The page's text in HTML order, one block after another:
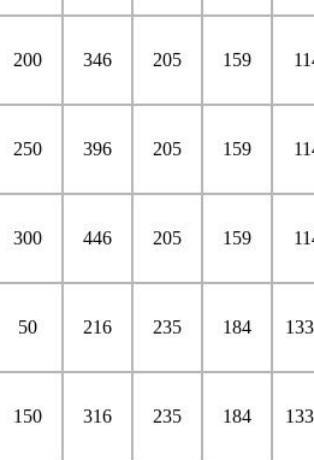
200 346 205 159
250 396 205 159
300 446 205 159
50 216 235 184
150 316 235 184